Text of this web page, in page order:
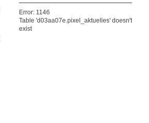
Error: 1146
Table 'd03aa07e.pixel_aktuelles' doesn't
exist